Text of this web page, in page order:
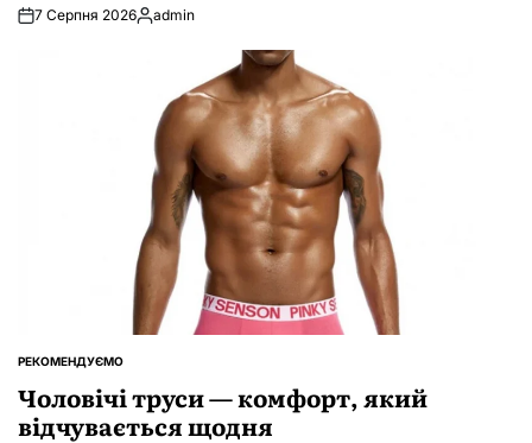
7 Серпня 2026Опубліковано
admin
ОПУБЛІКУВАТИ
РЕКОМЕНДУЄМО
Чоловічі труси — комфорт, який
відчувається щодня